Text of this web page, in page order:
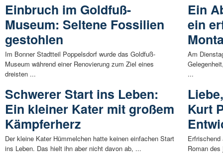
Einbruch im Goldfuß-
Museum: Seltene Fossilien
gestohlen
Im Bonner Stadtteil Poppelsdorf wurde das Goldfuß-
Museum während einer Renovierung zum Ziel eines
dreisten ...
Schwerer Start ins Leben:
Ein kleiner Kater mit großem
Kämpferherz
Der kleine Kater Hümmelchen hatte keinen einfachen Start
ins Leben. Das hielt ihn aber nicht davon ab, ...
Ein
ein
Am
...
Kurt
Roman